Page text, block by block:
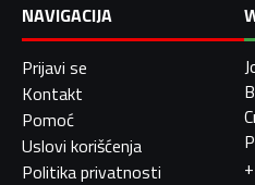
NAVIGACIJA
Prijavi se
Kontakt
Pomoć
Uslovi korišćenja
Politika privatnosti